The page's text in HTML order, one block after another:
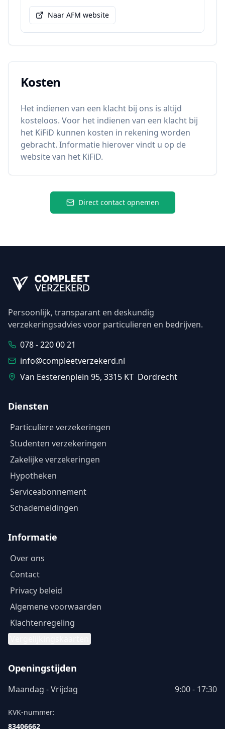
Naar AFM website
Kosten
Het indienen van een klacht bij ons is altijd
kosteloos. Voor het indienen van een klacht bij
het KiFiD kunnen kosten in rekening worden
gebracht. Informatie hierover vindt u op de
website van het KiFiD.
Direct contact opnemen
Persoonlijk, transparant en deskundig
verzekeringsadvies voor particulieren en bedrijven.
078 - 220 00 21
info@compleetverzekerd.nl
Van Eesterenplein 95, 3315 KT Dordrecht
Diensten
Particuliere verzekeringen
Studenten verzekeringen
Zakelijke verzekeringen
Hypotheken
Serviceabonnement
Schademeldingen
Informatie
Over ons
Contact
Privacy beleid
Algemene voorwaarden
Klachtenregeling
Openingstijden
Maandag - Vrijdag 9:00 - 17:30
KVK-nummer:
83406662